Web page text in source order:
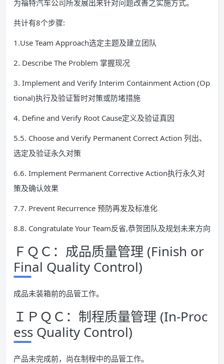
为福特汽车公司所发展出来针对问题改善之实施方式。
共计有8个步骤:
1.Use Team Approach选定主题及建立团队
2. Describe The Problem 掌握现况
3. Implement and Verify Interim Containment Action (Op
tional)执行及验证暂时对策或防堵措施
4. Define and Verify Root Cause定义及验证真因
5.5. Choose and Verify Permanent Correct Action 列出、
选定及验证永久对策
6.6. Implement Permanent Corrective Action执行永久对
策及确认效果
7.7. Prevent Recurrence 预防再发及标准化
8.8. Congratulate Your Team反省,恭贺团队及规划未来方向
ＦＱＣ：成品质量管理 (Finish or
Final Quality Control)
成品未装箱前的品管工作。
ＩＰＱＣ：制程质量管理 (In-Proc
ess Quality Control)
产品未完成前，尚在制程中的品管工作。